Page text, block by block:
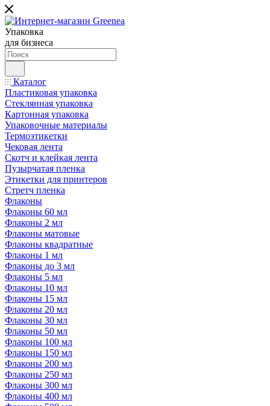
Упаковка
для бизнеса
Каталог
Пластиковая упаковка
Стеклянная упаковка
Картонная упаковка
Упаковочные материалы
Термоэтикетки
Чековая лента
Скотч и клейкая лента
Пузырчатая пленка
Этикетки для принтеров
Стретч пленка
Флаконы
Флаконы 60 мл
Флаконы 2 мл
Флаконы матовые
Флаконы квадратные
Флаконы 1 мл
Флаконы до 3 мл
Флаконы 5 мл
Флаконы 10 мл
Флаконы 15 мл
Флаконы 20 мл
Флаконы 30 мл
Флаконы 50 мл
Флаконы 100 мл
Флаконы 150 мл
Флаконы 200 мл
Флаконы 250 мл
Флаконы 300 мл
Флаконы 400 мл